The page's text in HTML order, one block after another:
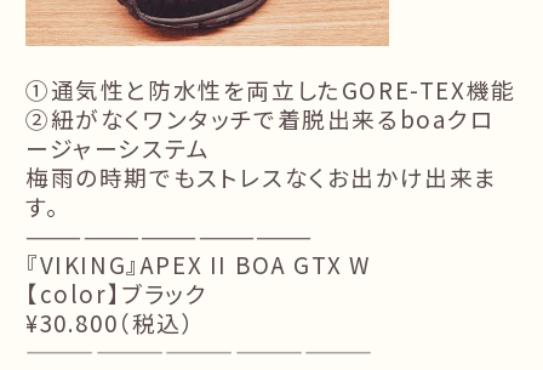
①通気性と防水性を両立したGORE-TEX機能
②紐がなくワンタッチで着脱出来るboaクロ
ージャーシステム
梅雨の時期でもストレスなくお出かけ出来ま
す。
———————————————
『VIKING』APEX II BOA GTX W
【color】ブラック
¥30.800（税込）
———————————————